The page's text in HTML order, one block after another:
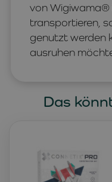
von Wigiwama®
transportieren,
genutzt werden
ausruhen
Das